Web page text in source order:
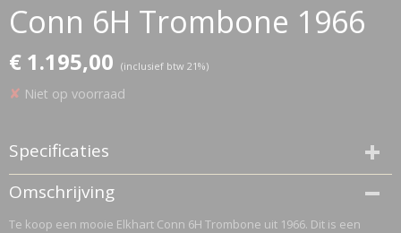
Conn 6H Trombone 1966
€ 1.195,00 (inclusief btw 21%)
✘ Niet op voorraad
Specificaties
Productcode
H49034
Netto gewicht
Omschrijving
Te koop een mooie Elkhart Conn 6H Trombone uit 1966. Dit is een